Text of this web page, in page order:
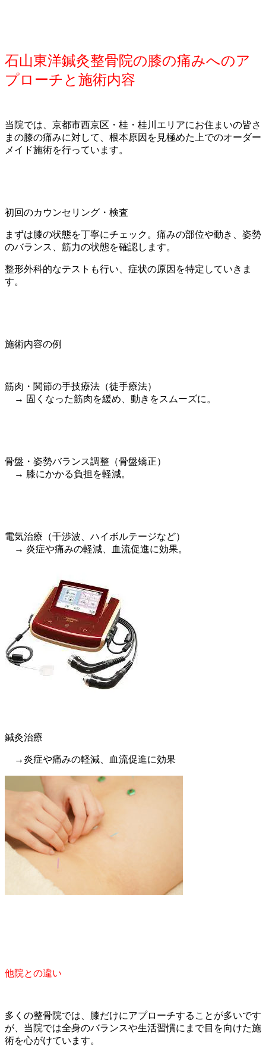
石山東洋鍼灸整骨院の膝の痛みへのア
プローチと施術内容
当院では、京都市西京区・桂・桂川エリアにお住まいの皆さ
まの膝の痛みに対して、根本原因を見極めた上でのオーダー
メイド施術を行っています。
初回のカウンセリング・検査
まずは膝の状態を丁寧にチェック。痛みの部位や動き、姿勢
のバランス、筋力の状態を確認します。
整形外科的なテストも行い、症状の原因を特定していきま
す。
施術内容の例
筋肉・関節の手技療法（徒手療法）
→ 固くなった筋肉を緩め、動きをスムーズに。
骨盤・姿勢バランス調整（骨盤矯正）
→ 膝にかかる負担を軽減。
電気治療（干渉波、ハイボルテージなど）
→ 炎症や痛みの軽減、血流促進に効果。
鍼灸治療
→炎症や痛みの軽減、血流促進に効果
他院との違い
多くの整骨院では、膝だけにアプローチすることが多いです
が、当院では全身のバランスや生活習慣にまで目を向けた施
術を心がけています。